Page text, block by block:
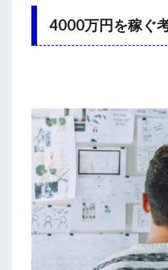
4000万円を稼ぐ